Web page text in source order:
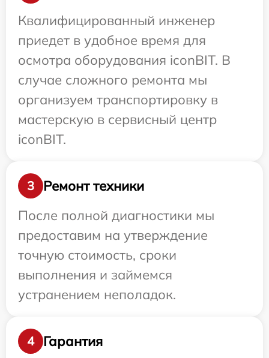
Квалифицированный инженер
приедет в удобное время для
осмотра оборудования iconBIT. В
случае сложного ремонта мы
организуем транспортировку в
мастерскую в сервисный центр
iconBIT.
3
Ремонт техники
После полной диагностики мы
предоставим на утверждение
точную стоимость, сроки
выполнения и займемся
устранением неполадок.
4 Гарантия